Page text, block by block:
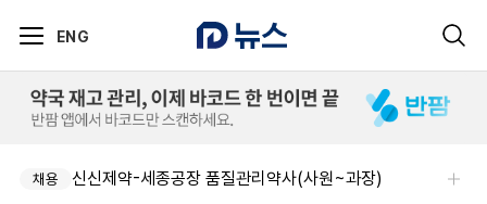
ENG
채용 신신제약-세종공장 품질관리약사(사원~과장)